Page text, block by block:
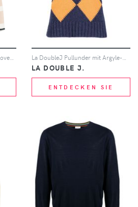
LA DOUBLE J.
ENTDECKEN SIE